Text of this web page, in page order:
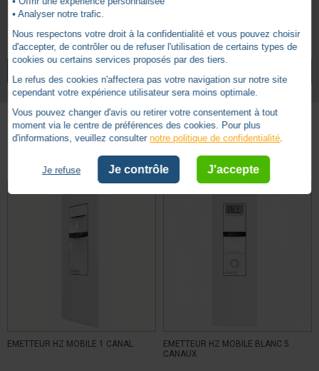
Technologie Radio
LISTE DES PRODUITS SIMU HZ COMPATIBLES
Autres produits - Commande Simu Radio
EMETTEUR HZ MOBILE 1 CANAL
EMETTEUR HZ MOBILE BLANC 5
CANAUX
• Analyser notre trafic.
Nous respectons votre droit à la confidentialité et vous pouvez choisir
d'accepter, de contrôler ou de refuser l'utilisation de certains types de
cookies ou certains services proposés par des tiers.
Le refus des cookies n'affectera pas votre navigation sur notre site
cependant votre expérience utilisateur sera moins optimale.
Vous pouvez changer d'avis ou retirer votre consentement à tout
moment via le centre de préférences des cookies. Pour plus
d'informations, veuillez consulter notre politique de confidentialité.
Je refuse Je contrôle J'accepte